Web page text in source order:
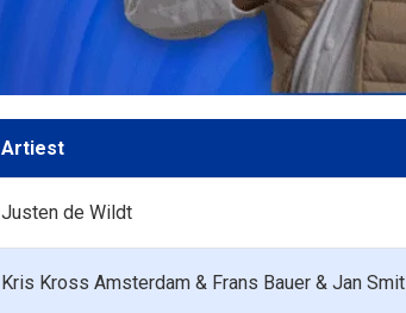
Artiest
Justen de Wildt
Kris Kross Amsterdam & Frans Bauer & Jan Smit